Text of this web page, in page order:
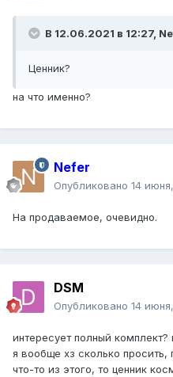
В 12.06.2021 в 12:27,
Ценник?
на что именно?
Nefer
Опубликовано 14
На продаваемое, очевидно.
DSM
Опубликовано 14
интересует полный комплект?
я вообще хз сколько просить,
что-то из этого, то ценник